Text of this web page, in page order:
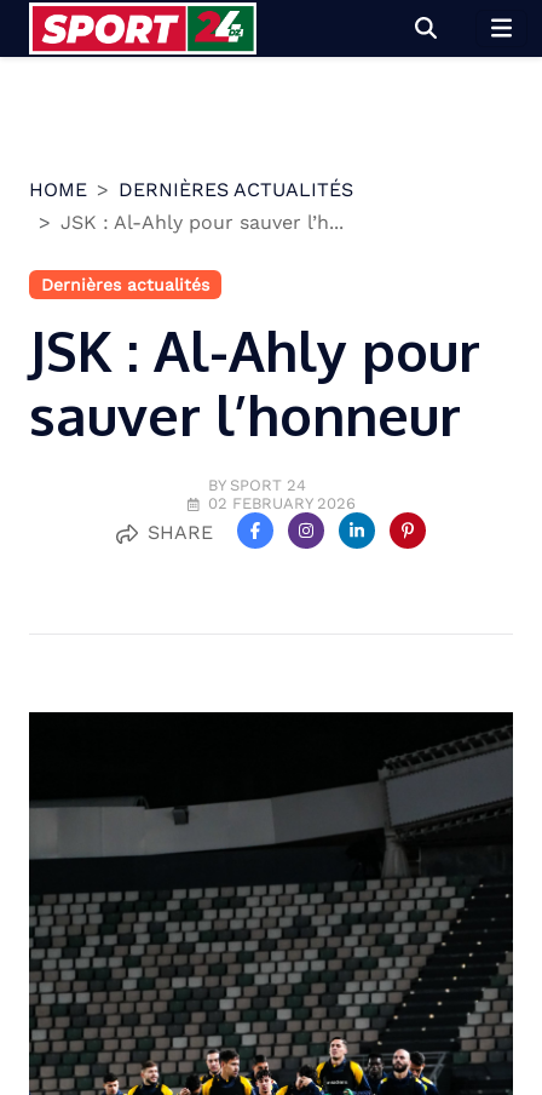
HOME
DERNIÈRES ACTUALITÉS
JSK : Al-Ahly pour sauver l’h...
Dernières actualités
JSK : Al-Ahly pour
sauver l’honneur
BY SPORT 24
02 FEBRUARY 2026
SHARE